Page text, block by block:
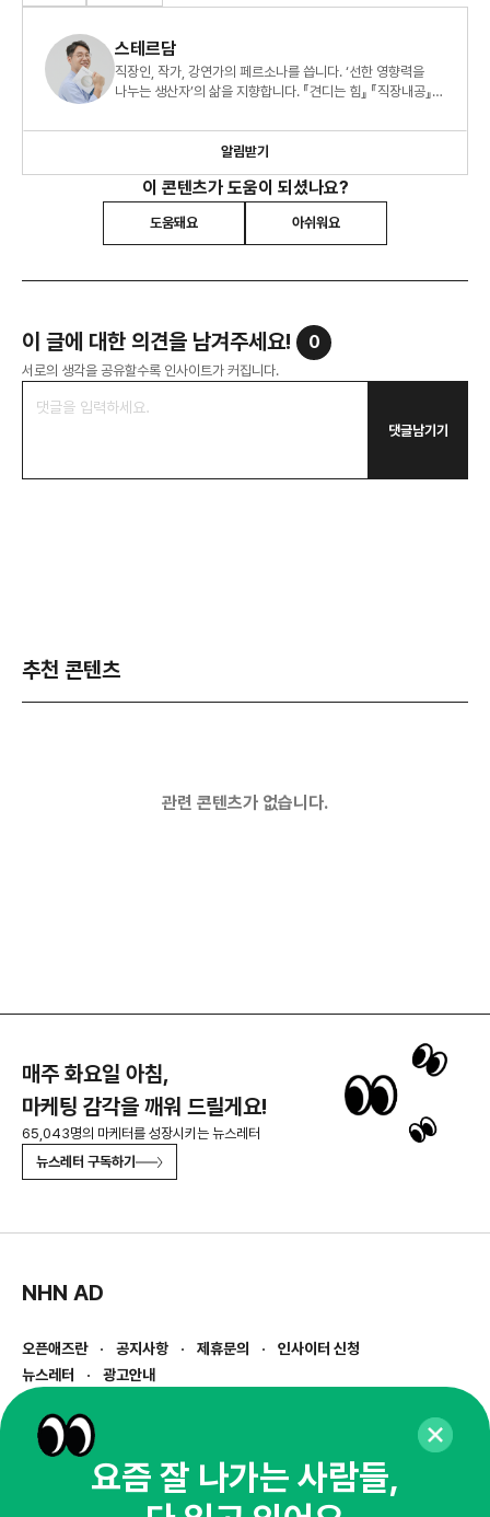
스테르담
직장인, 작가, 강연가의 페르소나를 씁니다. ‘선한 영향력을
나누는 생산자’의 삶을 지향합니다. 『견디는 힘』 『직장내공』
알림받기
이 콘텐츠가 도움이 되셨나요?
도움돼요 아쉬워요
이 글에 대한 의견을 남겨주세요! 0
서로의 생각을 공유할수록 인사이트가 커집니다.
댓글남기기
추천 콘텐츠
관련 콘텐츠가 없습니다.
매주 화요일 아침,
마케팅 감각을 깨워 드릴게요!
65,043명의 마케터를 성장시키는 뉴스레터
뉴스레터 구독하기
NHN AD
오픈애즈란 공지사항 제휴문의
인사이터 신청
뉴스레터
광고안내
경기도 성남시 분당구 대왕판교로645번길 16
사업자등록번호 : 144-81-27690(
통신판매업신고번호 : 2014-경기성남-1023
호스팅서비스사업자 : 오픈애즈
요즘 잘 나가는 사람들,